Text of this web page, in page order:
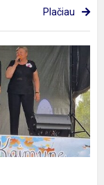
Plačiau